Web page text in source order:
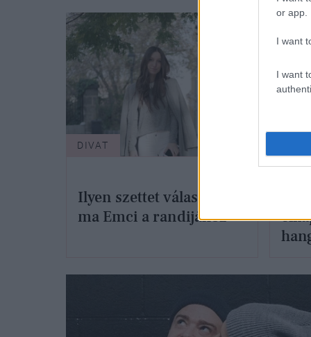
or app.
I want
I want
DIVAT
Ilyen szettet választott
ma Emci a randijához